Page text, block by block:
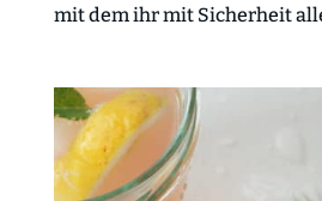
mit dem ihr mit Sicherheit